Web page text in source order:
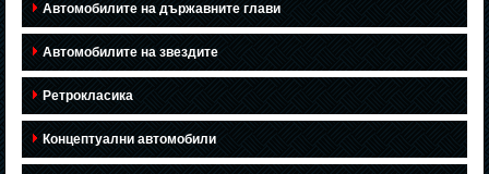
Автомобилите на държавните глави
Автомобилите на звездите
Ретрокласика
Концептуални автомобили